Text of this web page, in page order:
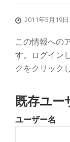
2011年5月19日
この情報への
す。ログイン
クをクリック
既存ユー
ユーザー名